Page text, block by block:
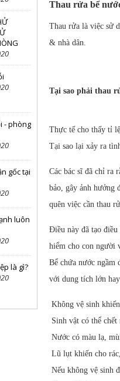
- phòng
gốc tại
luôn
là gì?
Thau rửa bể
Thau rửa là việc sử
& nhà dân.
Tại sao phải thau
Thực tế cho thấy tỉ
Tại sao lại xảy ra
Các bác sĩ đã chỉ ra
bảo, gây ảnh hưởng
quên việc cần thau
Điều này đã tạo điều
hiểm cho con người
Bể chứa nước ngầm
với dung tích lớn
Không vệ sinh
Sinh vật có thể
Nước có màu lạ,
Lũ lụt khiến cho
Nếu không vệ sinh